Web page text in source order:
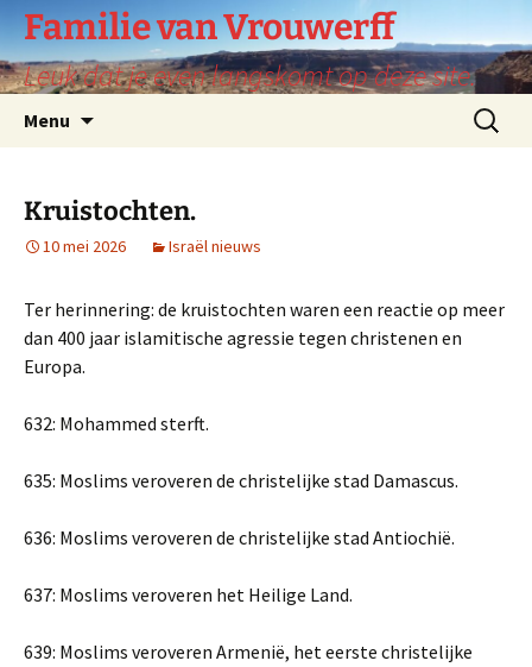
naar
de
inhoud
Familie van Vrouwerff
Leuk dat je even langskomt op deze site.
Menu
Zoeken
naar:
Kruistochten.
10 mei 2026 Israël nieuws
Ter herinnering: de kruistochten waren een reactie op meer
dan 400 jaar islamitische agressie tegen christenen en
Europa.
632: Mohammed sterft.
635: Moslims veroveren de christelijke stad Damascus.
636: Moslims veroveren de christelijke stad Antiochië.
637: Moslims veroveren het Heilige Land.
639: Moslims veroveren Armenië, het eerste christelijke